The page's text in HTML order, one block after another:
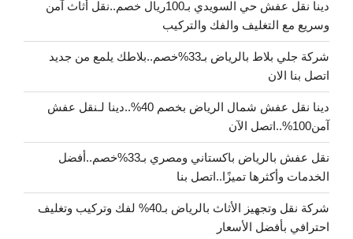
دينا نقل عفش حي السويدي بـ100ريال خصم..نقل أثاث آمن
وسريع مع التغليف والفك والتركيب
شركة جلي بلاط بالرياض بـ33%خصم..بلاطك يلمع من جديد
اتصل بنا الان
دينا نقل عفش شمال الرياض بخصم 40%..دينا لـنقل عفش
آمن100%..اتصل الآن
نقل عفش بالرياض باكستاني ومصري بـ33%خصم..أفضل
الخدمات وأكثرها تميزًا..اتصل بنا
شركة نقل وتجهيز الأثاث بالرياض بـ40% لفك وتركيب وتغليف
احترافي بأفضل الأسعار